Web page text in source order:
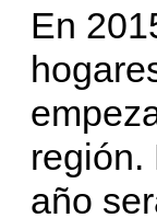
En
región.
año